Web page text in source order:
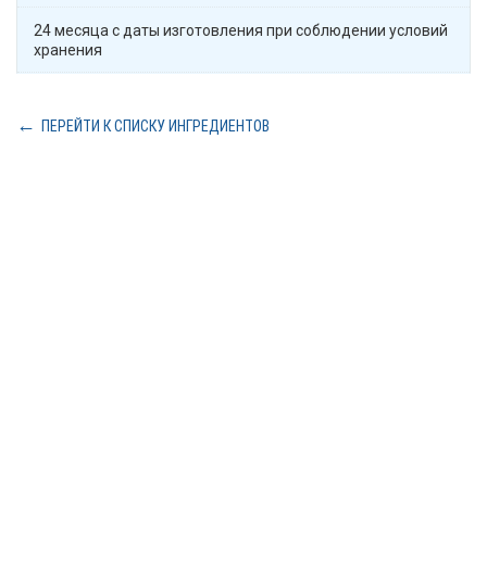
24 месяца с даты изготовления при соблюдении условий
хранения
ПЕРЕЙТИ К СПИСКУ ИНГРЕДИЕНТОВ